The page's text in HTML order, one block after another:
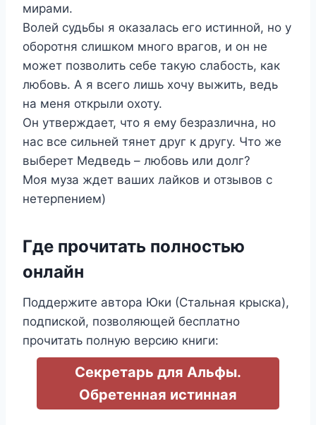
мирами.
Волей судьбы я оказалась его истинной, но у
оборотня слишком много врагов, и он не
может позволить себе такую слабость, как
любовь. А я всего лишь хочу выжить, ведь
на меня открыли охоту.
Он утверждает, что я ему безразлична, но
нас все сильней тянет друг к другу. Что же
выберет Медведь – любовь или долг?
Моя муза ждет ваших лайков и отзывов с
нетерпением)
Где прочитать полностью
онлайн
Поддержите автора Юки (Стальная крыска),
подпиской, позволяющей бесплатно
прочитать полную версию книги:
Секретарь для Альфы.
Обретенная истинная